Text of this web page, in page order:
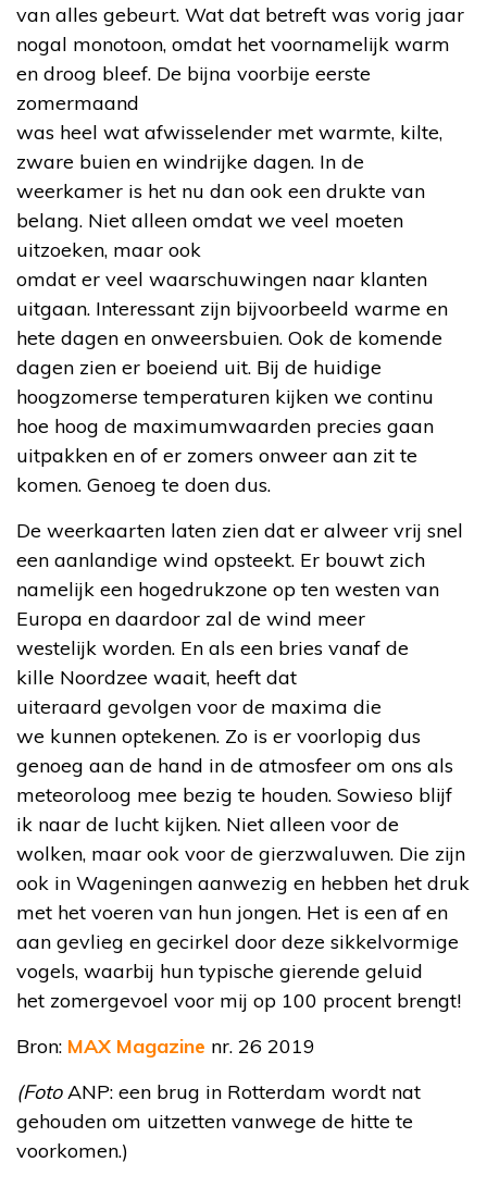
van alles gebeurt. Wat dat betreft was vorig jaar
nogal monotoon, omdat het voornamelijk warm
en droog bleef. De bijna voorbije eerste
zomermaand
was heel wat afwisselender met warmte, kilte,
zware buien en windrijke dagen. In de
weerkamer is het nu dan ook een drukte van
belang. Niet alleen omdat we veel moeten
uitzoeken, maar ook
omdat er veel waarschuwingen naar klanten
uitgaan. Interessant zijn bijvoorbeeld warme en
hete dagen en onweersbuien. Ook de komende
dagen zien er boeiend uit. Bij de huidige
hoogzomerse temperaturen kijken we continu
hoe hoog de maximumwaarden precies gaan
uitpakken en of er zomers onweer aan zit te
komen. Genoeg te doen dus.
De weerkaarten laten zien dat er alweer vrij snel
een aanlandige wind opsteekt. Er bouwt zich
namelijk een hogedrukzone op ten westen van
Europa en daardoor zal de wind meer
westelijk worden. En als een bries vanaf de
kille Noordzee waait, heeft dat
uiteraard gevolgen voor de maxima die
we kunnen optekenen. Zo is er voorlopig dus
genoeg aan de hand in de atmosfeer om ons als
meteoroloog mee bezig te houden. Sowieso blijf
ik naar de lucht kijken. Niet alleen voor de
wolken, maar ook voor de gierzwaluwen. Die zijn
ook in Wageningen aanwezig en hebben het druk
met het voeren van hun jongen. Het is een af en
aan gevlieg en gecirkel door deze sikkelvormige
vogels, waarbij hun typische gierende geluid
het zomergevoel voor mij op 100 procent brengt!
Bron: MAX Magazine nr. 26 2019
(FotoANP: een brug in Rotterdam wordt nat
gehouden om uitzetten vanwege de hitte te
voorkomen.)